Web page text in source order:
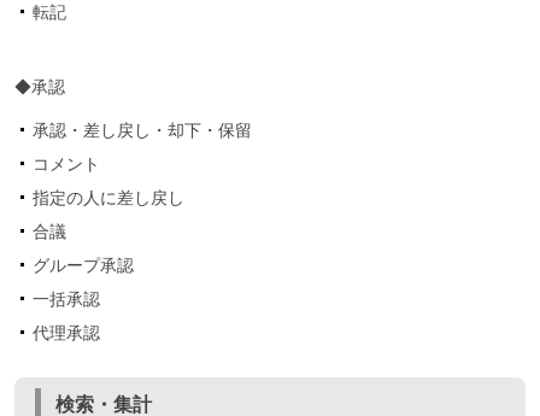
転記
◆承認
承認・差し戻し・却下・保留
コメント
指定の人に差し戻し
合議
グループ承認
一括承認
代理承認
検索・集計